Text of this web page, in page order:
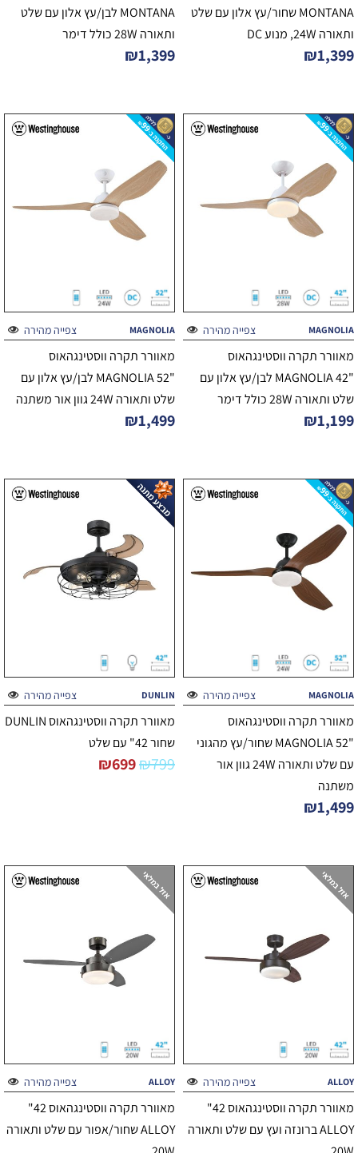
MONTANA שחור/עץ אלון עם שלט
ותאורה 24W, מנוע DC
₪1,399
MONTANA לבן/עץ אלון עם שלט
ותאורה 28W כולל דימר
₪1,399
צפייה מהירה MAGNOLIA
מאוורר תקרה ווסטינגהאוס
"MAGNOLIA 42 לבן/עץ אלון עם
שלט ותאורה 28W כולל דימר
₪1,199
צפייה מהירה MAGNOLIA
מאוורר תקרה ווסטינגהאוס
"MAGNOLIA 52 לבן/עץ אלון עם
שלט ותאורה 24W גוון אור משתנה
₪1,499
צפייה מהירה MAGNOLIA
מאוורר תקרה ווסטינגהאוס
"MAGNOLIA 52 שחור/עץ מהגוני
עם שלט ותאורה 24W גוון אור
משתנה
₪1,499
צפייה מהירה DUNLIN
מאוורר תקרה ווסטינגהאוס DUNLIN
שחור 42" עם שלט
₪799
₪699
צפייה מהירה ALLOY
מאוורר תקרה ווסטינגהאוס 42"
ALLOY ברונזה ועץ עם שלט ותאורה
צפייה מהירה ALLOY
מאוורר תקרה ווסטינגהאוס 42"
ALLOY שחור/אפור עם שלט ותאורה